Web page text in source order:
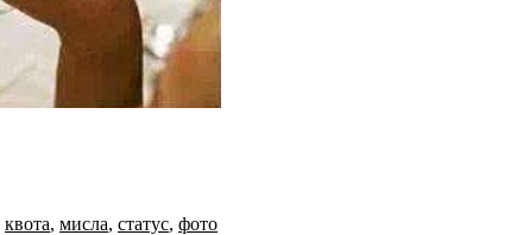
квота, мисла, статус, фото